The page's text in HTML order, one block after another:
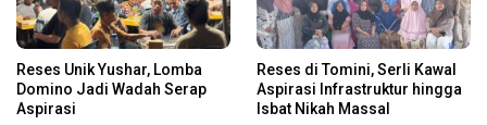
Reses Unik Yushar, Lomba
Domino Jadi Wadah Serap
Aspirasi
Reses di Tomini, Serli Kawal
Aspirasi Infrastruktur hingga
Isbat Nikah Massal